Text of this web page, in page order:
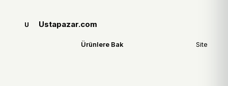
U Ustapazar.com
Ürünlere Bak Site